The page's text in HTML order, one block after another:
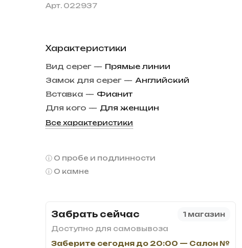
Арт. 022937
Характеристики
Вид серег — Прямые линии
Замок для серег — Английский
Вставка — Фианит
Для кого — Для женщин
Все характеристики
О пробе и подлинности
О камне
Забрать сейчас
1 магазин
Доступно для самовывоза
Заберите сегодня до 20:00 — Салон №